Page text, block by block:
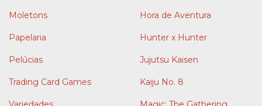
Moletons
Papelaria
Pelúcias
Trading Card Games
Hora de Aventura
Hunter x Hunter
Jujutsu Kaisen
Kaiju No. 8